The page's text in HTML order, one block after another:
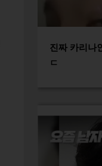
진짜 카리나
ㄷ